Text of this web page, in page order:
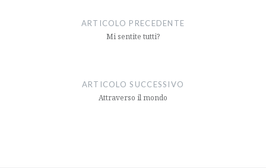
ARTICOLO PRECEDENTE
Mi sentite tutti?
ARTICOLO SUCCESSIVO
Attraverso il mondo